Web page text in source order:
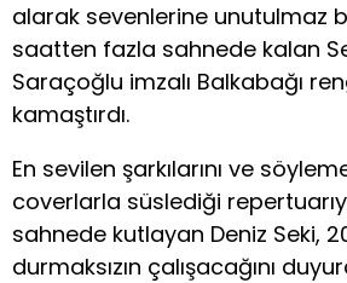
alarak sevenlerine unutulmaz
saatten fazla sahnede kalan
Saraçoğlu imzalı Balkabağı
kamaştırdı.
En sevilen şarkılarını ve
coverlarla süslediği
sahnede kutlayan Deniz Seki,
durmaksızın çalışacağını